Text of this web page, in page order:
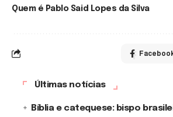
Quem é Pablo Said Lopes da Silva
Últimas notícias
Bíblia e catequese: bispo